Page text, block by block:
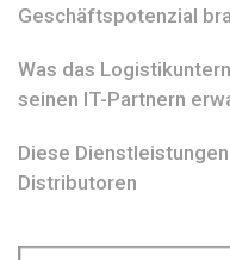
Geschäftspotenzial
Was das
seinen IT-Partnern
Diese
Distributoren